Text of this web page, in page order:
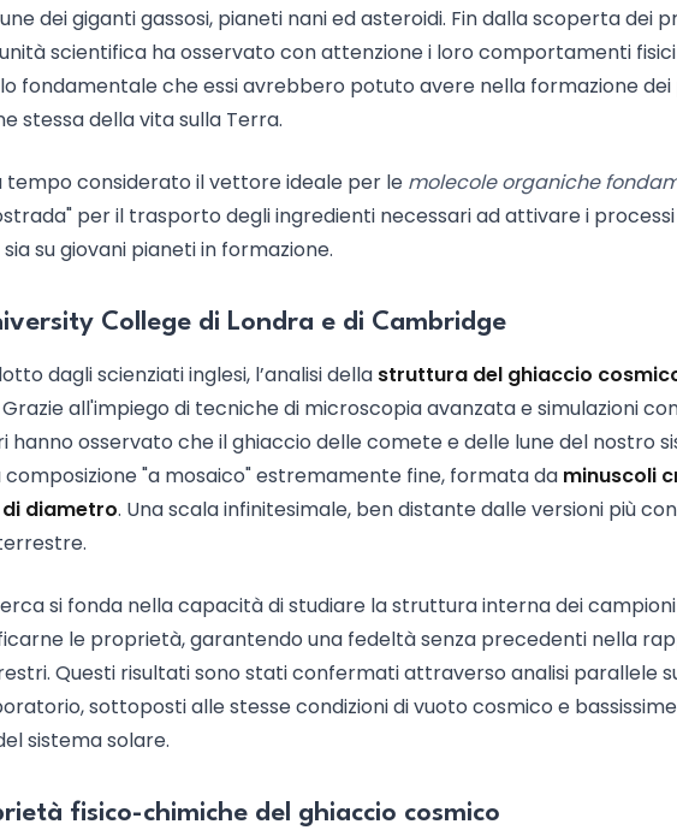
dei giganti gassosi, pianeti nani ed asteroidi. Fin dalla scoperta dei
scientifica ha osservato con attenzione i loro comportamenti
fondamentale che essi avrebbero potuto avere nella formazione dei
stessa della vita sulla Terra.
tempo considerato il vettore ideale per le molecole organiche
per il trasporto degli ingredienti necessari ad attivare i
su giovani pianeti in formazione.
College di Londra e di Cambridge
dagli scienziati inglesi, l’analisi della struttura del ghiaccio
all'impiego di tecniche di microscopia avanzata e simulazioni
hanno osservato che il ghiaccio delle comete e delle lune del nostro
"a mosaico" estremamente fine, formata da minuscoli
diametro. Una scala infinitesimale, ben distante dalle versioni più
si fonda nella capacità di studiare la struttura interna dei
le proprietà, garantendo una fedeltà senza precedenti nella
Questi risultati sono stati confermati attraverso analisi parallele
sottoposti alle stesse condizioni di vuoto cosmico e
sistema solare.
fisico-chimiche del ghiaccio cosmico